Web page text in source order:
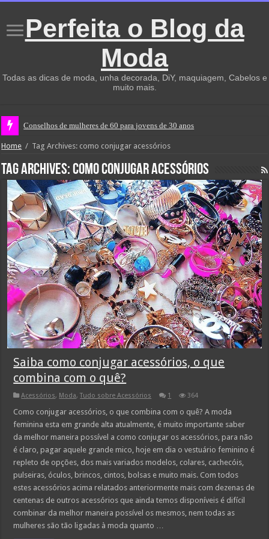
Perfeita o Blog da
Moda
Todas as dicas de moda, unha decorada, DiY, maquiagem, Cabelos e
muito mais.
Conselhos de mulheres de 60 para jovens de 30 anos
Home / Tag Archives: como conjugar acessórios
Tag Archives:como conjugar acessórios
Saiba como conjugar acessórios, o que
combina com o quê?
Acessórios, Moda,Tudo sobre Acessórios 1 364
Como conjugar acessórios, o que combina com o quê? A moda
feminina esta em grande alta atualmente, é muito importante saber
da melhor maneira possível a como conjugar os acessórios, para não
é claro, pagar aquele grande mico, hoje em dia o vestuário feminino é
repleto de opções, dos mais variados modelos, colares, cachecóis,
pulseiras, óculos, brincos, cintos, bolsas e muito mais. Com todos
estes acessórios acima relatados anteriormente mais com dezenas de
centenas de outros acessórios que ainda temos disponíveis é difícil
combinar da melhor maneira possível os mesmos, nem todas as
mulheres são tão ligadas à moda quanto …